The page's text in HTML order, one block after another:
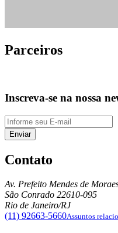
Parceiros
Inscreva-se na nossa
Enviar
Contato
Av. Prefeito Mendes de
São Conrado 22610-095
Rio de Janeiro/RJ
(11) 92663-5660Assuntos